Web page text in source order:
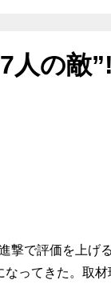
の敵
で評価を上げ
ってきた。取